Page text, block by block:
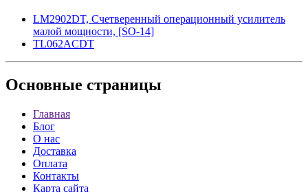
LM2902DT, Счетверенный операционный усилитель
малой мощности, [SO-14]
TL062ACDT
Основные страницы
Главная
Блог
О нас
Доставка
Оплата
Контакты
Карта сайта